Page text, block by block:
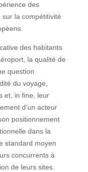
des
la compétitivité
des habitants
la qualité de
question
du voyage,
et, in fine, leur
d’un acteur
positionnement
dans la
standard moyen
concurrents à
de leurs sites.